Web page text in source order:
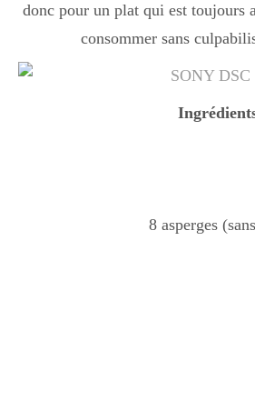
donc pour un plat qui est toujours
consommer sans
8 asperges